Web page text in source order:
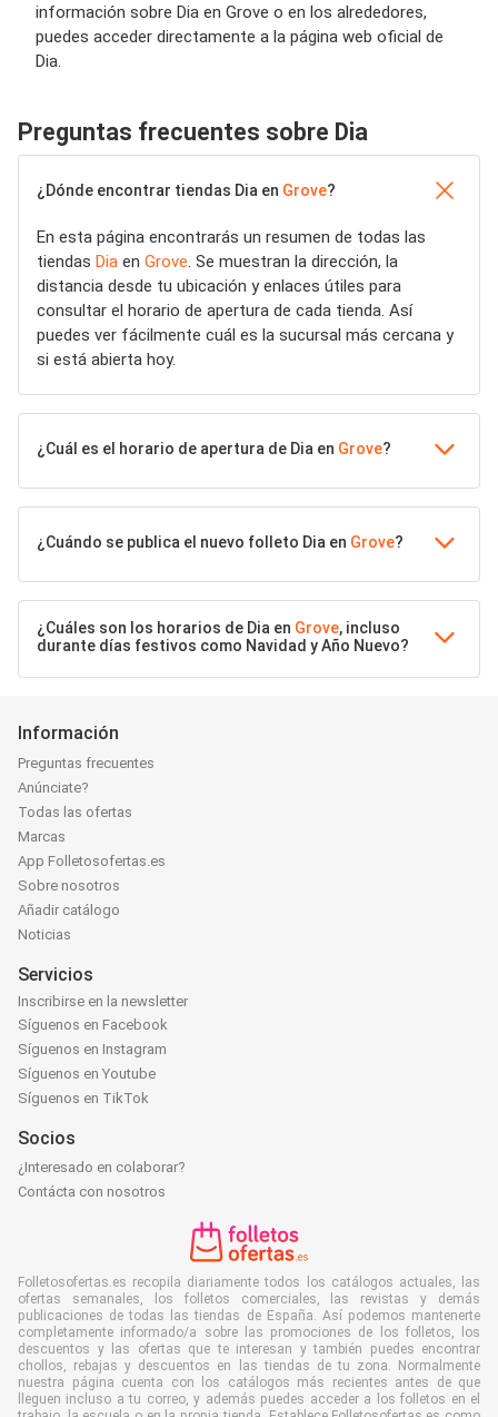
información sobre Dia en Grove o en los alrededores,
puedes acceder directamente a la página web oficial de
Dia.
Preguntas frecuentes sobre Dia
¿Dónde encontrar tiendas Dia en Grove?
En esta página encontrarás un resumen de todas las
tiendas Dia en Grove. Se muestran la dirección, la
distancia desde tu ubicación y enlaces útiles para
consultar el horario de apertura de cada tienda. Así
puedes ver fácilmente cuál es la sucursal más cercana y
si está abierta hoy.
¿Cuál es el horario de apertura de Dia en Grove?
¿Cuándo se publica el nuevo folleto Dia en Grove?
¿Cuáles son los horarios de Dia en Grove, incluso
durante días festivos como Navidad y Año Nuevo?
Información
Preguntas frecuentes
Anúnciate?
Todas las ofertas
Marcas
App Folletosofertas.es
Sobre nosotros
Añadir catálogo
Noticias
Servicios
Inscribirse en la newsletter
Síguenos en Facebook
Síguenos en Instagram
Síguenos en Youtube
Síguenos en TikTok
Socios
¿Interesado en colaborar?
Contácta con nosotros
Folletosofertas.es recopila diariamente todos los catálogos actuales, las
ofertas semanales, los folletos comerciales, las revistas y demás
publicaciones de todas las tiendas de España. Así podemos mantenerte
completamente informado/a sobre las promociones de los folletos, los
descuentos y las ofertas que te interesan y también puedes encontrar
chollos, rebajas y descuentos en las tiendas de tu zona. Normalmente
nuestra página cuenta con los catálogos más recientes antes de que
lleguen incluso a tu correo, y además puedes acceder a los folletos en el